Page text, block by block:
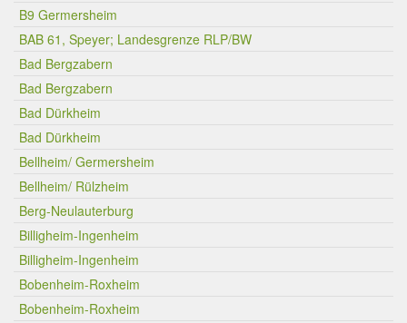
B9 Germersheim
BAB 61, Speyer; Landesgrenze RLP/BW
Bad Bergzabern
Bad Bergzabern
Bad Dürkheim
Bad Dürkheim
Bellheim/ Germersheim
Bellheim/ Rülzheim
Berg-Neulauterburg
Billigheim-Ingenheim
Billigheim-Ingenheim
Bobenheim-Roxheim
Bobenheim-Roxheim